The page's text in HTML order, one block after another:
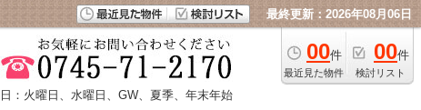
最終更新：2026年08月06日
00件
最近見た物件
00件
検討リスト
：火曜日、水曜日、GW、夏季、年末年始